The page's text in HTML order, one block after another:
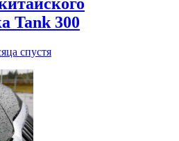
Tank 300
спустя